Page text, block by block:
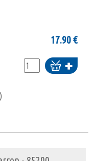
17.90€
Ajouter
au